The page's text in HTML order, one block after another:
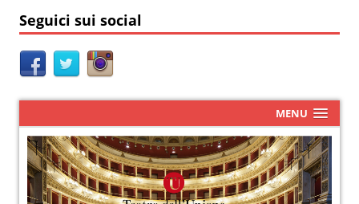
Seguici sui social
MENU